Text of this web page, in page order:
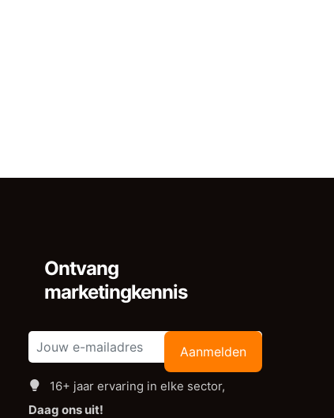
Ontvang
marketingkennis
Aanmelden
16+ jaar ervaring in elke sector,
Daag ons uit!